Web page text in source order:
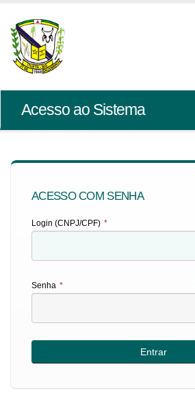
Acesso ao Sistema
ACESSO COM SENHA
Login (CNPJ/CPF) *
Senha *